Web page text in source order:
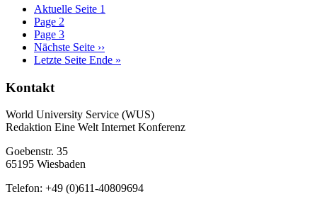
Aktuelle Seite 1
Page 2
Page 3
Nächste Seite ››
Letzte Seite Ende »
Kontakt
World University Service (WUS)
Redaktion Eine Welt Internet Konferenz
Goebenstr. 35
65195 Wiesbaden
Telefon: +49 (0)611-40809694